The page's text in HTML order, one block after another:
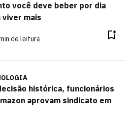
você deve beber por dia
viver mais
de leitura
histórica, funcionários
aprovam sindicato em